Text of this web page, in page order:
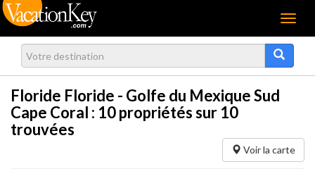
Menu
Floride Floride - Golfe du Mexique Sud
Cape Coral : 10propriétés sur 10
trouvées
Voir la carte